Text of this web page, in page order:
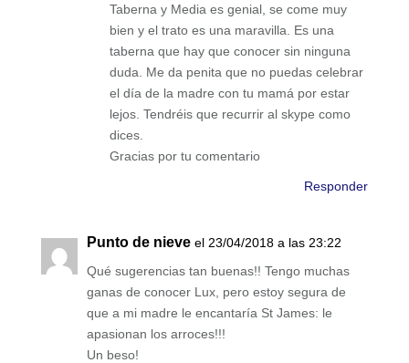
Taberna y Media es genial, se come muy
bien y el trato es una maravilla. Es una
taberna que hay que conocer sin ninguna
duda. Me da penita que no puedas celebrar
el día de la madre con tu mamá por estar
lejos. Tendréis que recurrir al skype como
dices.
Gracias por tu comentario
Responder
Punto de nieve el 23/04/2018 a las 23:22
Qué sugerencias tan buenas!! Tengo muchas
ganas de conocer Lux, pero estoy segura de
que a mi madre le encantaría St James: le
apasionan los arroces!!!
Un beso!